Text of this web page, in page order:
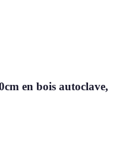
en bois autoclave,